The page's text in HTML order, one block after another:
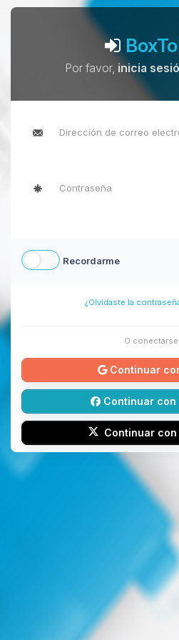
Por favor, inicia
Recordarme
¿Olvidaste la
O
Continuar
Continuar con
Continuar con